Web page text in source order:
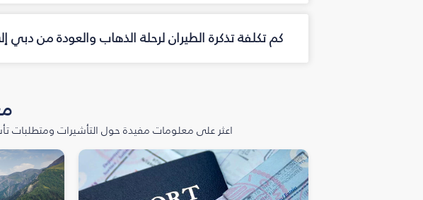
كم تكلفة تذكرة الطيران لرحلة الذهاب والعودة من دبي
اعثر على معلومات مفيدة حول التأشيرات ومتطلبات